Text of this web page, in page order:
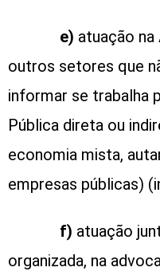
e) atuação
outros setores que
informar se trabalha
Pública direta ou
economia mista,
empresas públicas)
f) atuação
organizada, na